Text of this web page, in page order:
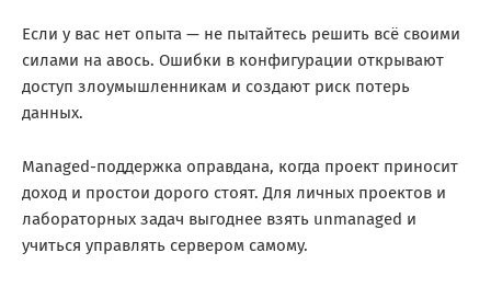
Если у вас нет опыта — не пытайтесь решить всё своими
силами на авось. Ошибки в конфигурации открывают
доступ злоумышленникам и создают риск потерь
данных.
Managed-поддержка оправдана, когда проект приносит
доход и простои дорого стоят. Для личных проектов и
лабораторных задач выгоднее взять unmanaged и
учиться управлять сервером самому.